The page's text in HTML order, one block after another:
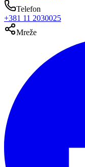
Telefon
+381 11 2030025
Mreže